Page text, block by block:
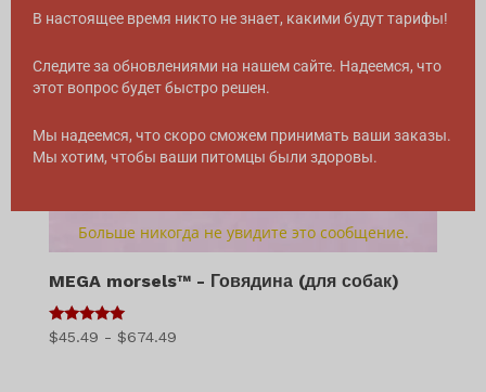
MEGA morsels™ - Говядина (для собак)
5
из 5
$45.49 - $674.49Диапазон
В настоящее время никто не знает, какими будут тарифы!
Следите за обновлениями на нашем сайте. Надеемся, что
этот вопрос будет быстро решен.
Мы надеемся, что скоро сможем принимать ваши заказы.
Мы хотим, чтобы ваши питомцы были здоровы.
Больше никогда не увидите это сообщение.